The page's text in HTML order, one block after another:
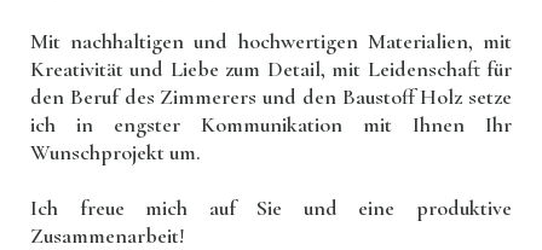
Mit nachhaltigen und hochwertigen Materialien, mit
Kreativität und Liebe zum Detail, mit Leidenschaft für
den Beruf des Zimmerers und den Baustoff Holz setze
ich in engster Kommunikation mit Ihnen Ihr
Wunschprojekt um.
Ich freue mich auf Sie und eine produktive
Zusammenarbeit!